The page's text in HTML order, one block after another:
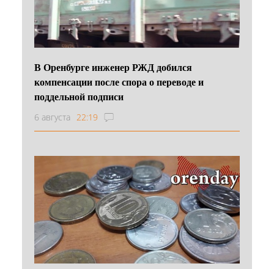
В Оренбурге инженер РЖД добился
компенсации после спора о переводе и
поддельной подписи
6 августа 22:19